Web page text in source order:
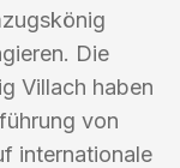
Die
Villach haben
von
internationale